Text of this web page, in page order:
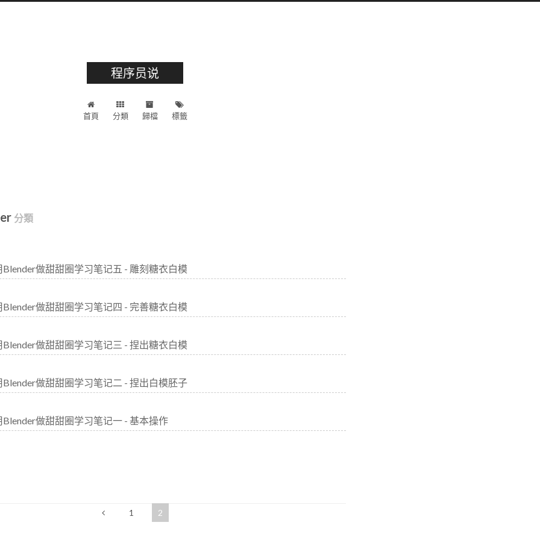
程序员说
首頁 分類 歸檔 標籤
分類
Blender做甜甜圈学习笔记五 - 雕刻糖衣白模
Blender做甜甜圈学习笔记四 - 完善糖衣白模
Blender做甜甜圈学习笔记三 - 捏出糖衣白模
Blender做甜甜圈学习笔记二 - 捏出白模胚子
Blender做甜甜圈学习笔记一 - 基本操作
1 2